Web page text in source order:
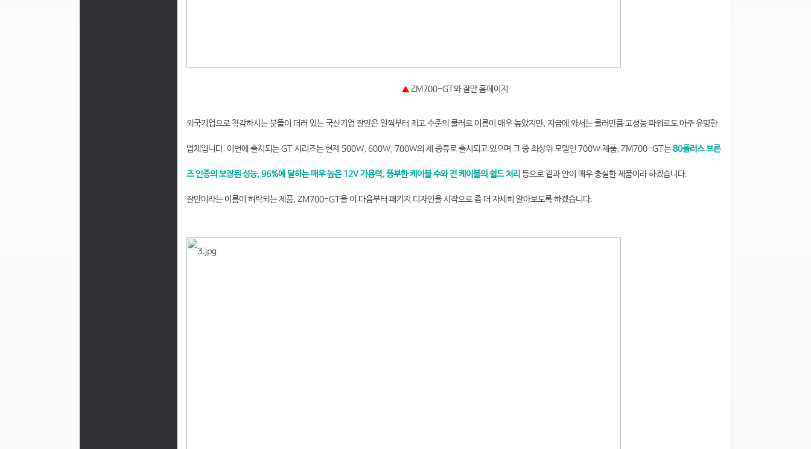
▲ZM700-GT와 잘만 홈페이지
외국기업으로 착각하시는 분들이 더러 있는 국산기업 잘만은 일찍부터 최고 수준의 쿨러로 이름이 매우 높았지만, 지금에 와서는 쿨러만큼 고성능 파워로도 아주 유명한
업체입니다. 이번에 출시되는 GT 시리즈는 현재 500W, 600W, 700W의 세 종류로 출시되고 있으며 그 중 최상위 모델인 700W 제품, ZM700-GT는80플러스 브론
즈 인증의 보장된 성능, 96%에 달하는 매우 높은 12V 가용력, 풍부한 케이블 수와 전 케이블의 쉴드 처리 등으로 겉과 안이 매우 충실한 제품이라 하겠습니다.
잘만이라는 이름이 허락되는 제품, ZM700-GT을 이 다음부터 패키지 디자인을 시작으로 좀 더 자세히 알아보도록 하겠습니다.